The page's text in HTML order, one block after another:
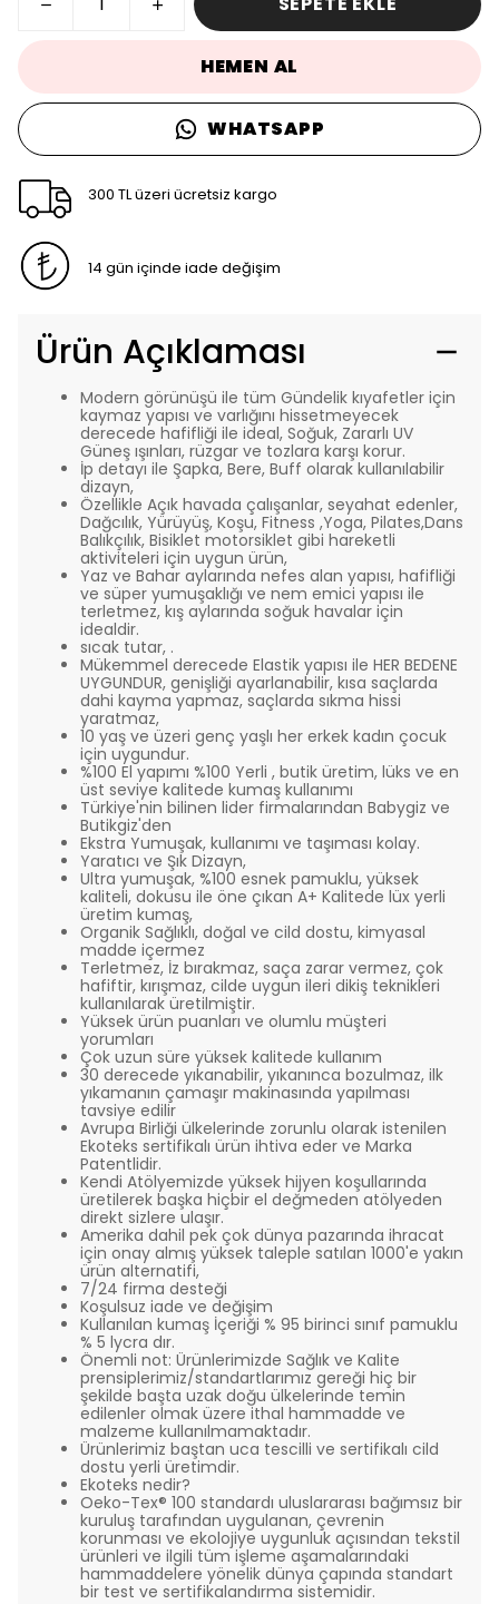
HEMEN AL
WHATSAPP
300 TL üzeri ücretsiz kargo
14 gün içinde iade değişim
Ürün Açıklaması
Modern görünüşü ile tüm Gündelik kıyafetler için
kaymaz yapısı ve varlığını hissetmeyecek
derecede hafifliği ile ideal, Soğuk, Zararlı UV
Güneş ışınları, rüzgar ve tozlara karşı korur.
İp detayı ile Şapka, Bere, Buff olarak kullanılabilir
dizayn,
Özellikle Açık havada çalışanlar, seyahat edenler,
Dağcılık, Yürüyüş, Koşu, Fitness ,Yoga, Pilates,Dans
Balıkçılık, Bisiklet motorsiklet gibi hareketli
aktiviteleri için uygun ürün,
Yaz ve Bahar aylarında nefes alan yapısı, hafifliği
ve süper yumuşaklığı ve nem emici yapısı ile
terletmez, kış aylarında soğuk havalar için
idealdir.
sıcak tutar, .
Mükemmel derecede Elastik yapısı ile HER BEDENE
UYGUNDUR, genişliği ayarlanabilir, kısa saçlarda
dahi kayma yapmaz, saçlarda sıkma hissi
yaratmaz,
10 yaş ve üzeri genç yaşlı her erkek kadın çocuk
için uygundur.
%100 El yapımı %100 Yerli , butik üretim, lüks ve en
üst seviye kalitede kumaş kullanımı
Türkiye'nin bilinen lider firmalarından Babygiz ve
Butikgiz'den
Ekstra Yumuşak, kullanımı ve taşıması kolay.
Yaratıcı ve Şık Dizayn,
Ultra yumuşak, %100 esnek pamuklu, yüksek
kaliteli, dokusu ile öne çıkan A+ Kalitede lüx yerli
üretim kumaş,
Organik Sağlıklı, doğal ve cild dostu, kimyasal
madde içermez
Terletmez, İz bırakmaz, saça zarar vermez, çok
hafiftir, kırışmaz, cilde uygun ileri dikiş teknikleri
kullanılarak üretilmiştir.
Yüksek ürün puanları ve olumlu müşteri
yorumları
Çok uzun süre yüksek kalitede kullanım
30 derecede yıkanabilir, yıkanınca bozulmaz, ilk
yıkamanın çamaşır makinasında yapılması
tavsiye edilir
Avrupa Birliği ülkelerinde zorunlu olarak istenilen
Ekoteks sertifikalı ürün ihtiva eder ve Marka
Patentlidir.
Kendi Atölyemizde yüksek hijyen koşullarında
üretilerek başka hiçbir el değmeden atölyeden
direkt sizlere ulaşır.
Amerika dahil pek çok dünya pazarında ihracat
için onay almış yüksek taleple satılan 1000'e yakın
ürün alternatifi,
7/24 firma desteği
Koşulsuz iade ve değişim
Kullanılan kumaş İçeriği % 95 birinci sınıf pamuklu
% 5 lycra dır.
Önemli not: Ürünlerimizde Sağlık ve Kalite
prensiplerimiz/standartlarımız gereği hiç bir
şekilde başta uzak doğu ülkelerinde temin
edilenler olmak üzere ithal hammadde ve
malzeme kullanılmamaktadır.
Ürünlerimiz baştan uca tescilli ve sertifikalı cild
dostu yerli üretimdir.
Ekoteks nedir?
Oeko-Tex® 100 standardı uluslararası bağımsız bir
kuruluş tarafından uygulanan, çevrenin
korunması ve ekolojiye uygunluk açısından tekstil
ürünleri ve ilgili tüm işleme aşamalarındaki
hammaddelere yönelik dünya çapında standart
bir test ve sertifikalandırma sistemidir.